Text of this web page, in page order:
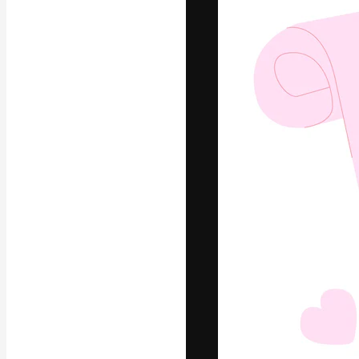
La
migliori lavori.
creativi,
Italiano
Copyright © 2010-